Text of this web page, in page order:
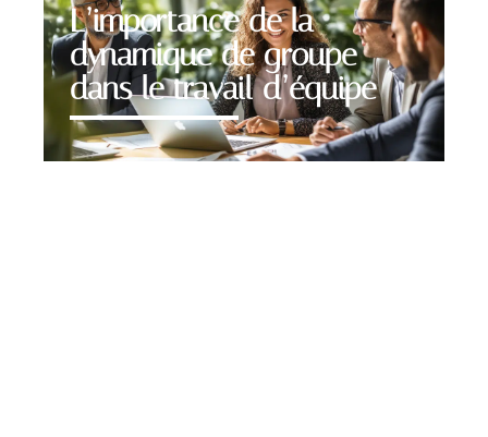
L’importance de la
dynamique de groupe
dans le travail d’équipe